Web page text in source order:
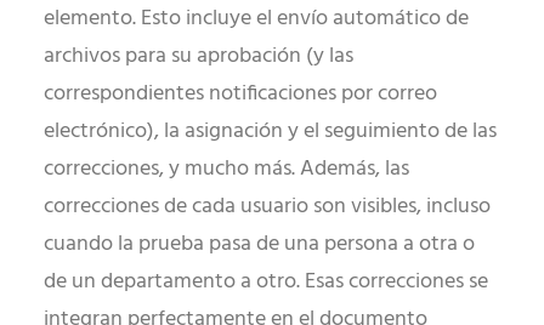
elemento. Esto incluye el envío automático de
archivos para su aprobación (y las
correspondientes notificaciones por correo
electrónico), la asignación y el seguimiento de las
correcciones, y mucho más. Además, las
correcciones de cada usuario son visibles, incluso
cuando la prueba pasa de una persona a otra o
de un departamento a otro. Esas correcciones se